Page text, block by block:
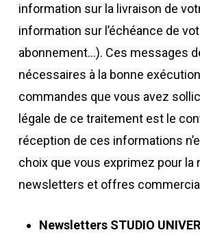
information sur la livraison de
information sur l’échéance de
abonnement…). Ces messages
nécessaires à la bonne
commandes que vous avez
légale de ce traitement est le
réception de ces informations
choix que vous exprimez pour la
newsletters et offres
Newsletters STUDIO